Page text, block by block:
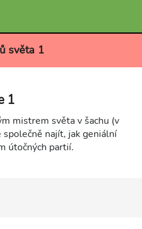
světa 1
1
mistrem světa v šachu (v
najít, jak geniální
útočných partií.